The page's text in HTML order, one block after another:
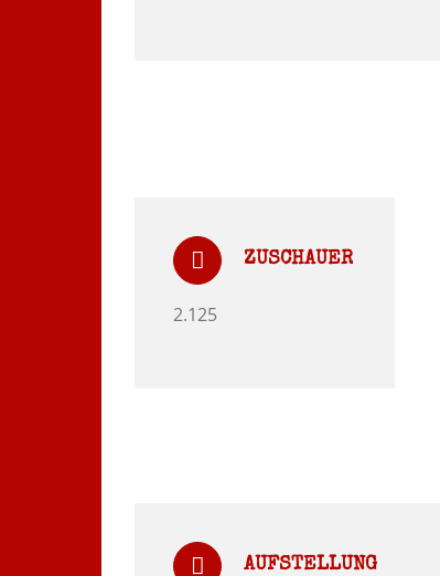
ZUSCHAUER
2.125
AUFSTELLUNG